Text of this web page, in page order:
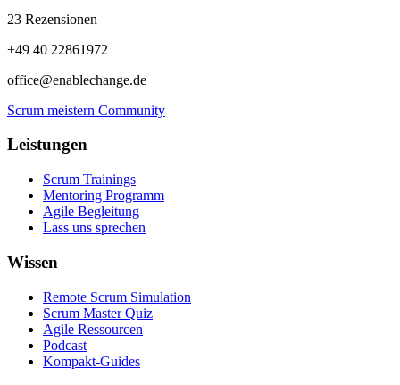
23 Rezensionen
+49 40 22861972
office@enablechange.de
Scrum meistern Community
Leistungen
Scrum Trainings
Mentoring Programm
Agile Begleitung
Lass uns sprechen
Wissen
Remote Scrum Simulation
Scrum Master Quiz
Agile Ressourcen
Podcast
Kompakt-Guides